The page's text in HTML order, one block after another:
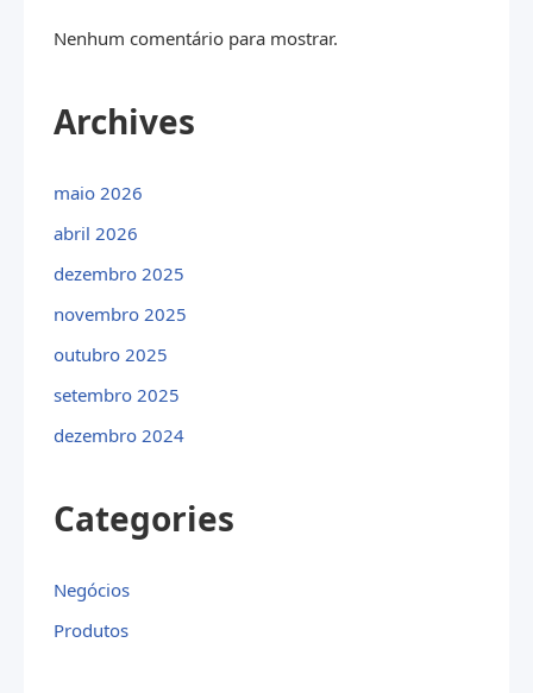
Nenhum comentário para mostrar.
Archives
maio 2026
abril 2026
dezembro 2025
novembro 2025
outubro 2025
setembro 2025
dezembro 2024
Categories
Negócios
Produtos